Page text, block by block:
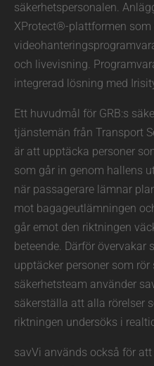
säkerhetspersonalen.
XProtect®-plattformen som
och livevisning.
integrerad lösning med
Ett huvudmål för GRB:s
tjänstemän från Transport
är att upptäcka personer
som går in genom hallens
när passagerare lämnar
mot bagageutlämningen
går emot den riktningen
beteende. Därför övervakar
upptäcker personer som
säkerhetsteam använder
säkerställa att alla rörelser
riktningen undersöks i
savVi används också för